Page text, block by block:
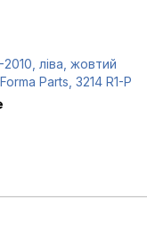
ліва, жовтий
Parts, 3214 R1-P